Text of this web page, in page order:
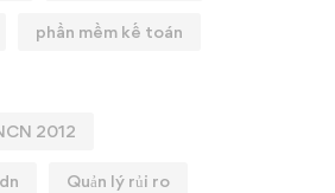
phần mềm kế toán
2012
Quản lý rủi ro